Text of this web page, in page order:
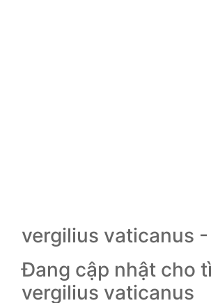
vergilius vaticanus -
Đang cập nhật cho
vergilius vaticanus